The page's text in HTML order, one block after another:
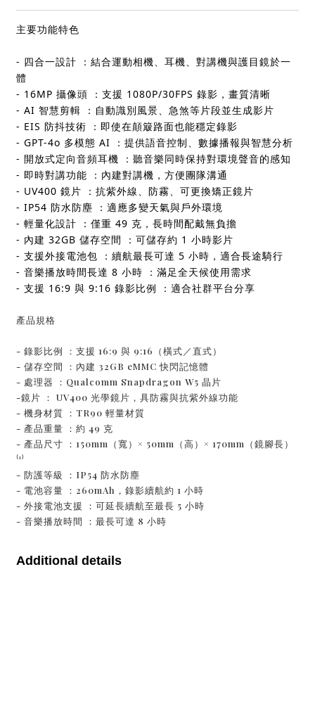
主要功能特色
- 四合一設計 ：結合運動相機、耳機、對講機與護目鏡於一
體
- 16MP 攝像頭 ：支援 1080P/30FPS 錄影，畫質清晰
- AI 智慧剪輯 ：自動識別風景、急煞等片段並生成影片
- EIS 防抖技術 ：即使在顛簸路面也能穩定錄影
- GPT-4o 多模態 AI ：提供語音控制、數據播報與智慧分析
- 開放式定向音頻耳機 ：聽音樂同時保持對環境聲音的感知
- 即時對講功能 ：內建對講機，方便團隊溝通
- UV400 鏡片 ：抗紫外線、防霧、可更換矯正鏡片
- IP54 防水防塵 ：適應多變天氣與戶外環境
- 輕量化設計 ：僅重 49 克，長時間配戴無負擔
- 內建 32GB 儲存空間 ：可儲存約 1 小時影片
- 支援外接電池包 ：續航最長可達 5 小時，適合長途騎行
- 音樂播放時間長達 8 小時 ：滿足全天候使用需求
- 支援 16:9 與 9:16 錄影比例 ：適合社群平台分享
產品規格
- 錄影比例 ：支援 16:9 與 9:16（橫式／直式）
- 儲存空間 ：內建 32GB eMMC 快閃記憶體
- 處理器 ：Qualcomm Snapdragon W5 晶片
-鏡片 ： UV400 光學鏡片，具防霧與抗紫外線功能
- 機身材質 ：TR90 輕量材質
- 產品重量 ：約 49 克
- 產品尺寸 ：150mm（寬）× 50mm（高）× 170mm（鏡腳長）
⁽¹⁾
- 防護等級 ：IP54 防水防塵
- 電池容量 ：260mAh，錄影續航約 1 小時
- 外接電池支援 ：可延長續航至最長 5 小時
- 音樂播放時間 ：最長可達 8 小時
Additional details